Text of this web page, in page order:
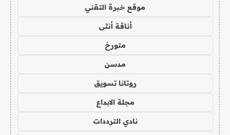
موقع خبرة التقني
أناقة أنثى
متورخ
مدسن
روتانا تسويق
مجلة الابداع
نادي الترددات